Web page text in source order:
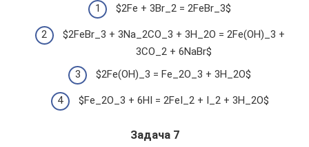
$2Fe + 3Br_2 = 2FeBr_3$
$2FeBr_3 + 3Na_2CO_3 + 3H_2O = 2Fe(OH)_3 +
3CO_2 + 6NaBr$
$2Fe(OH)_3 = Fe_2O_3 + 3H_2O$
$Fe_2O_3 + 6HI = 2FeI_2 + I_2 + 3H_2O$
Задача 7